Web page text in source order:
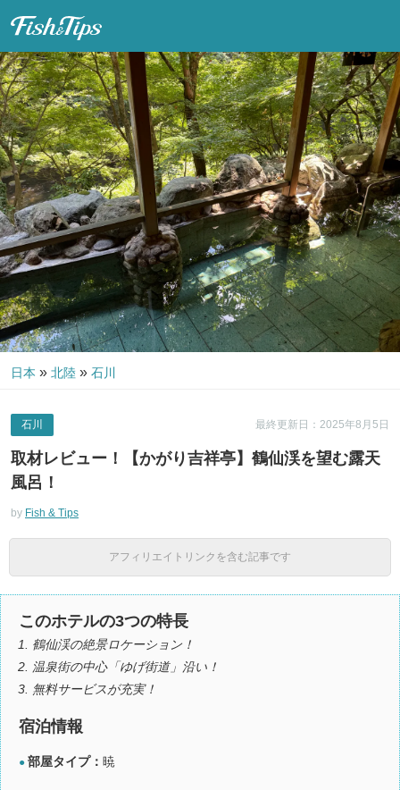
日本 » 北陸 » 石川
最終更新日：2025年8月5日
石川
取材レビュー！【かがり吉祥亭】鶴仙渓を望む露天
風呂！
by Fish & Tips
アフィリエイトリンクを含む記事です
このホテルの3つの特長
鶴仙渓の絶景ロケーション！
温泉街の中心「ゆげ街道」沿い！
無料サービスが充実！
宿泊情報
● 部屋タイプ： 暁